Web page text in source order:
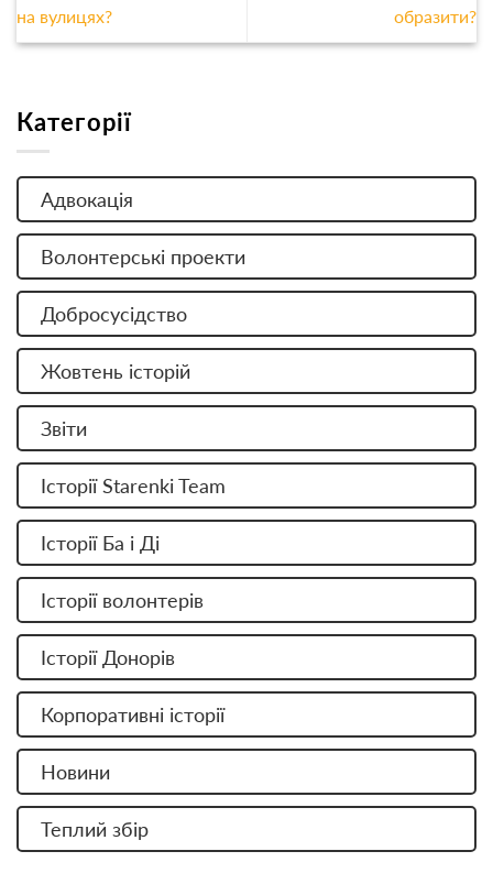
на вулицях?
образити?
Категорії
Адвокація
Волонтерські проекти
Добросусідство
Жовтень історій
Звіти
Історії Starenki Team
Історії Ба і Ді
Історії волонтерів
Історії Донорів
Корпоративні історії
Новини
Теплий збір